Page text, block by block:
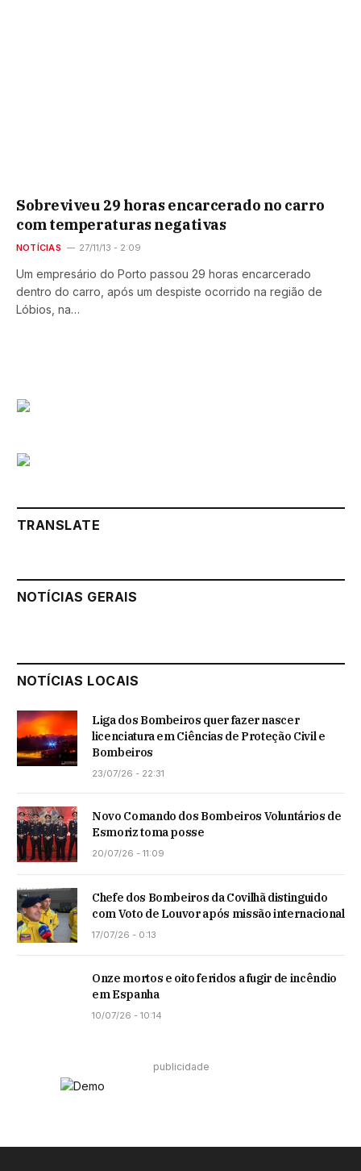
Sobreviveu 29 horas encarcerado no carro
com temperaturas negativas
NOTÍCIAS 27/11/13 - 2:09
Um empresário do Porto passou 29 horas encarcerado
dentro do carro, após um despiste ocorrido na região de
Lóbios, na…
TRANSLATE
NOTÍCIAS GERAIS
NOTÍCIAS LOCAIS
Liga dos Bombeiros quer fazer nascer
licenciatura em Ciências de Proteção Civil e
Bombeiros
23/07/26 - 22:31
Novo Comando dos Bombeiros Voluntários de
Esmoriz toma posse
20/07/26 - 11:09
Chefe dos Bombeiros da Covilhã distinguido
com Voto de Louvor após missão internacional
17/07/26 - 0:13
Onze mortos e oito feridos a fugir de incêndio
em Espanha
10/07/26 - 10:14
publicidade